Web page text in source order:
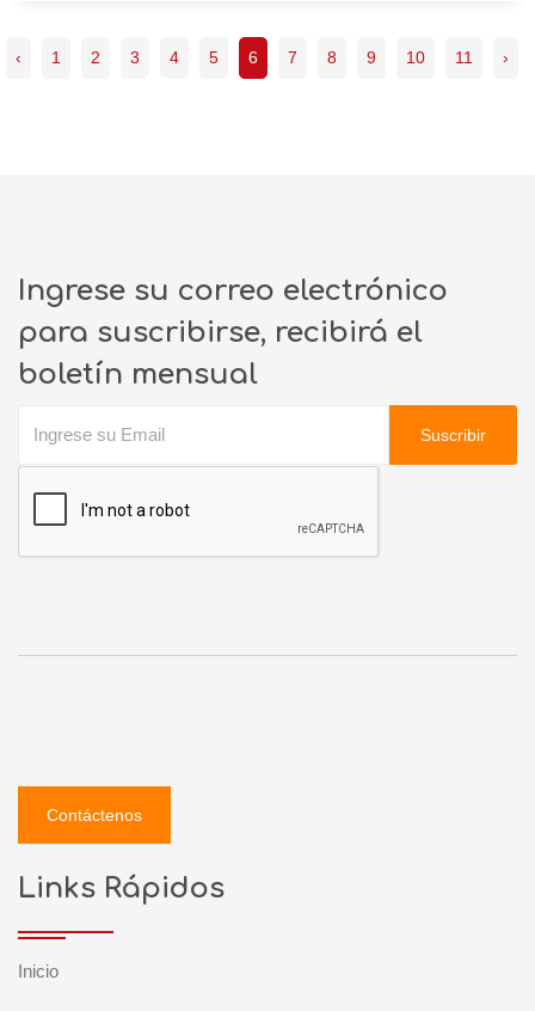
‹ 1 2 3 4 5 6 7 8 9 10 11 ›
Ingrese su correo electrónico
para suscribirse, recibirá el
boletín mensual
Suscribir
Contáctenos
Links Rápidos
Inicio